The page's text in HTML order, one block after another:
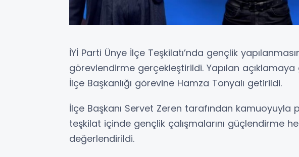
İYİ Parti Ünye İlçe Teşkilatı’nda gençlik
görevlendirme gerçekleştirildi. Yapılan açıklamaya
İlçe Başkanlığı görevine Hamza Tonyalı getirildi.
İlçe Başkanı Servet Zeren tarafından kamuoyuyla
teşkilat içinde gençlik çalışmalarını güçlendirme
değerlendirildi.